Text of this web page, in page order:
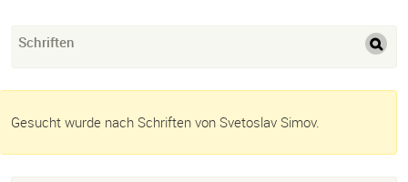
Schriften
Gesucht wurde nach Schriften von Svetoslav Simov.